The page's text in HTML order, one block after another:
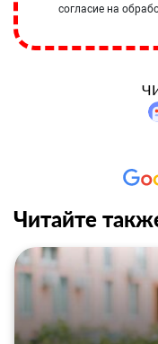
согласие на
Читайте